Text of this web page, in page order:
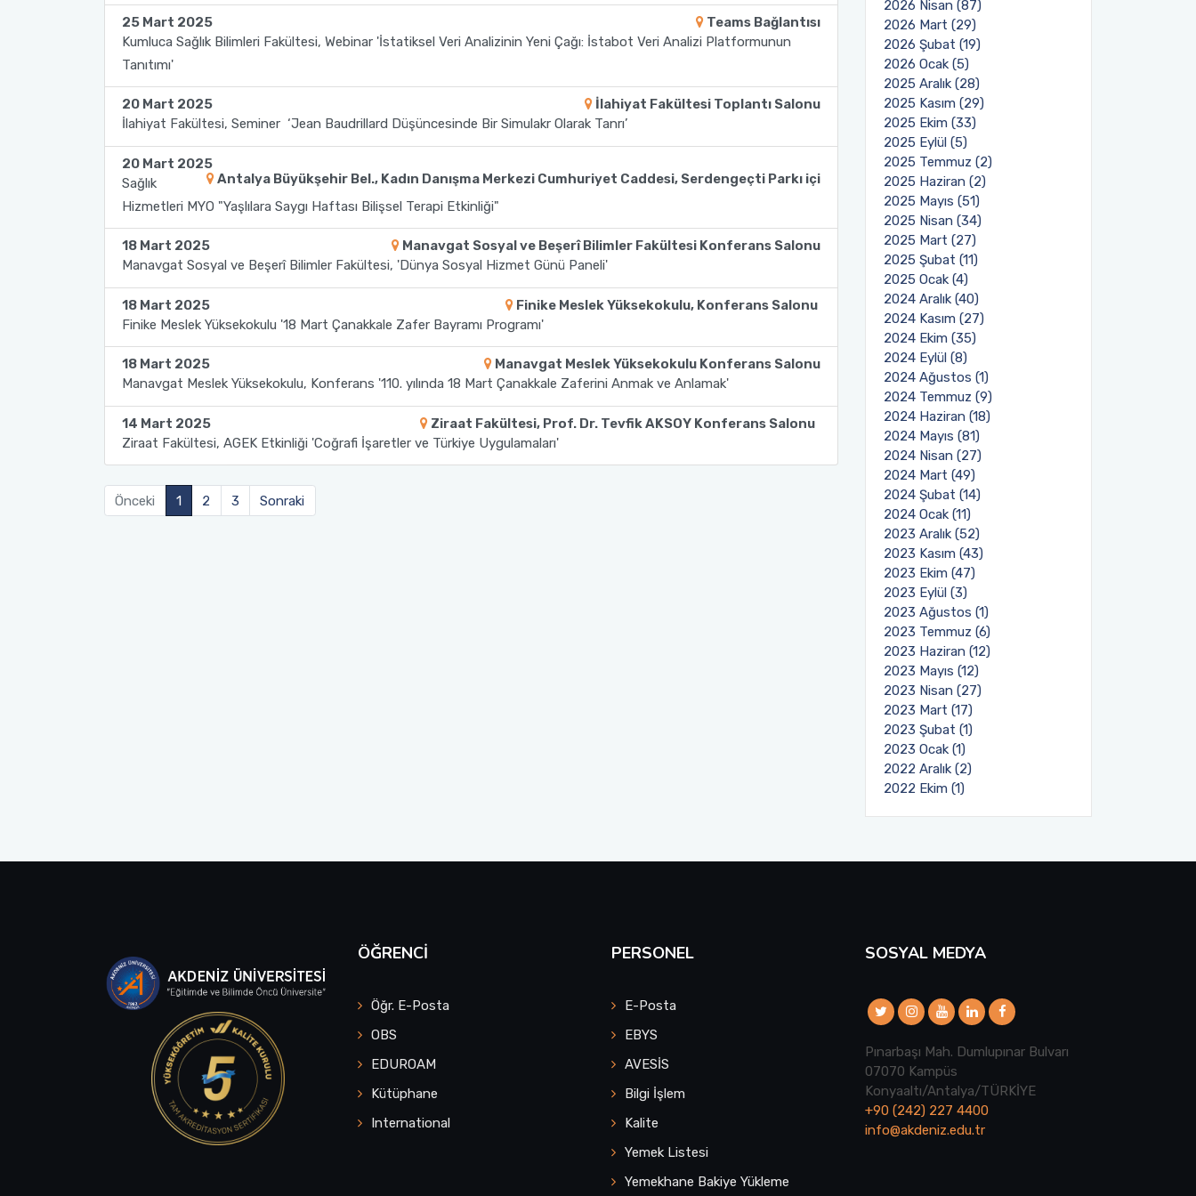
25 Mart 2025
Teams Bağlantısı
Kumluca Sağlık Bilimleri Fakültesi, Webinar 'İstatiksel Veri Analizinin Yeni Çağı: İstabot Veri Analizi Platformunun
Tanıtımı'
20 Mart 2025
İlahiyat Fakültesi Toplantı Salonu
İlahiyat Fakültesi, Seminer ‘Jean Baudrillard Düşüncesinde Bir Simulakr Olarak Tanrı’
20 Mart 2025
Antalya Büyükşehir Bel., Kadın Danışma Merkezi Cumhuriyet Caddesi, Serdengeçti Parkı içi
Sağlık
Hizmetleri MYO "Yaşlılara Saygı Haftası Bilişsel Terapi Etkinliği"
18 Mart 2025
Manavgat Sosyal ve Beşerî Bilimler Fakültesi Konferans Salonu
Manavgat Sosyal ve Beşerî Bilimler Fakültesi, 'Dünya Sosyal Hizmet Günü Paneli'
18 Mart 2025
Finike Meslek Yüksekokulu, Konferans Salonu
Finike Meslek Yüksekokulu '18 Mart Çanakkale Zafer Bayramı Programı'
18 Mart 2025
Manavgat Meslek Yüksekokulu Konferans Salonu
Manavgat Meslek Yüksekokulu, Konferans '110. yılında 18 Mart Çanakkale Zaferini Anmak ve Anlamak'
14 Mart 2025
Ziraat Fakültesi, Prof. Dr. Tevfik AKSOY Konferans Salonu
Ziraat Fakültesi, AGEK Etkinliği 'Coğrafi İşaretler ve Türkiye Uygulamaları'
Önceki 1 2 3 Sonraki
2026 Nisan (87)
2026 Mart (29)
2026 Şubat (19)
2026 Ocak (5)
2025 Aralık (28)
2025 Kasım (29)
2025 Ekim (33)
2025 Eylül (5)
2025 Temmuz (2)
2025 Haziran (2)
2025 Mayıs (51)
2025 Nisan (34)
2025 Mart (27)
2025 Şubat (11)
2025 Ocak (4)
2024 Aralık (40)
2024 Kasım (27)
2024 Ekim (35)
2024 Eylül (8)
2024 Ağustos (1)
2024 Temmuz (9)
2024 Haziran (18)
2024 Mayıs (81)
2024 Nisan (27)
2024 Mart (49)
2024 Şubat (14)
2024 Ocak (11)
2023 Aralık (52)
2023 Kasım (43)
2023 Ekim (47)
2023 Eylül (3)
2023 Ağustos (1)
2023 Temmuz (6)
2023 Haziran (12)
2023 Mayıs (12)
2023 Nisan (27)
2023 Mart (17)
2023 Şubat (1)
2023 Ocak (1)
2022 Aralık (2)
2022 Ekim (1)
ÖĞRENCI
Öğr. E-Posta
OBS
EDUROAM
Kütüphane
International
PERSONEL
E-Posta
EBYS
AVESİS
Bilgi İşlem
Kalite
Yemek Listesi
Yemekhane Bakiye Yükleme
SOSYAL MEDYA
Pınarbaşı Mah. Dumlupınar Bulvarı
07070 Kampüs
Konyaaltı/Antalya/TÜRKİYE
+90 (242) 227 4400
info@akdeniz.edu.tr
2022-2026 Stratejik Planı
Kemer Denizcilik Fakültesi
Kumluca Sağlık Bilimleri Fakültesi
Manavgat Sosyal ve Beşeri Bilimler Fakültesi
Manavgat Turizm Fakültesi
Manavgat Yabancı Diller Fakültesi
Mimarlık Fakültesi
Sağlık Bilimleri Fakültesi
Serik İşletme Fakültesi
Sağlık Hizmetleri MYO
Sosyal Bilimler MYO
Teknik Bilimler MYO
Yapı İşleri ve Teknik Daire Başkanlığı
Mezun Bilgi Sistemi